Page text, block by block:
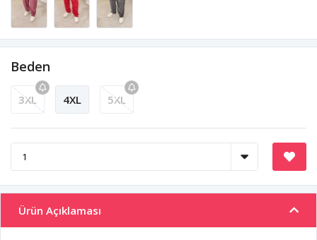
Beden
3XL 4XL 5XL
Ürün Açıklaması